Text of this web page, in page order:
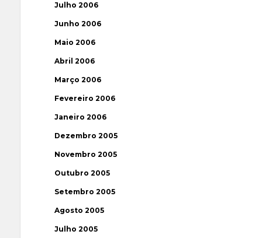
Julho 2006
Junho 2006
Maio 2006
Abril 2006
Março 2006
Fevereiro 2006
Janeiro 2006
Dezembro 2005
Novembro 2005
Outubro 2005
Setembro 2005
Agosto 2005
Julho 2005